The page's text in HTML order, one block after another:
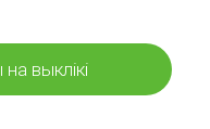
выклікі